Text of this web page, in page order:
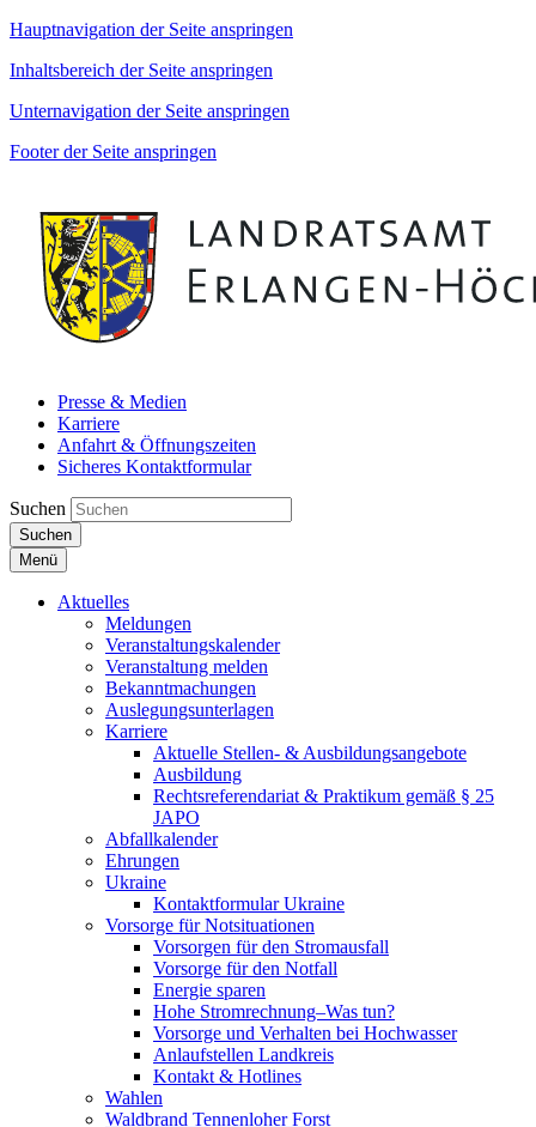
Hauptnavigation der Seite anspringen
Inhaltsbereich der Seite anspringen
Unternavigation der Seite anspringen
Footer der Seite anspringen
Presse & Medien
Karriere
Anfahrt & Öffnungszeiten
Sicheres Kontaktformular
Suchen
Suchen
Menü
Aktuelles
Meldungen
Veranstaltungskalender
Veranstaltung melden
Bekanntmachungen
Auslegungsunterlagen
Karriere
Aktuelle Stellen- & Ausbildungsangebote
Ausbildung
Rechtsreferendariat & Praktikum gemäß § 25
JAPO
Abfallkalender
Ehrungen
Ukraine
Kontaktformular Ukraine
Vorsorge für Notsituationen
Vorsorgen für den Stromausfall
Vorsorge für den Notfall
Energie sparen
Hohe Stromrechnung–Was tun?
Vorsorge und Verhalten bei Hochwasser
Anlaufstellen Landkreis
Kontakt & Hotlines
Wahlen
Waldbrand Tennenloher Forst